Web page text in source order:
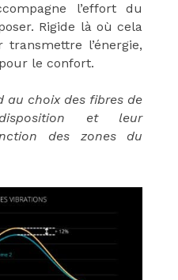
l’effort du
Rigide là où cela
l’énergie,
le confort.
au choix des fibres de
et leur
des zones du